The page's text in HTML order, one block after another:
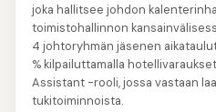
joka hallitsee johdon
toimistohallinnon
4 johtoryhmän jäsenen
% kilpailuttamalla
Assistant -rooli, jossa vastaan
tukitoiminnoista.